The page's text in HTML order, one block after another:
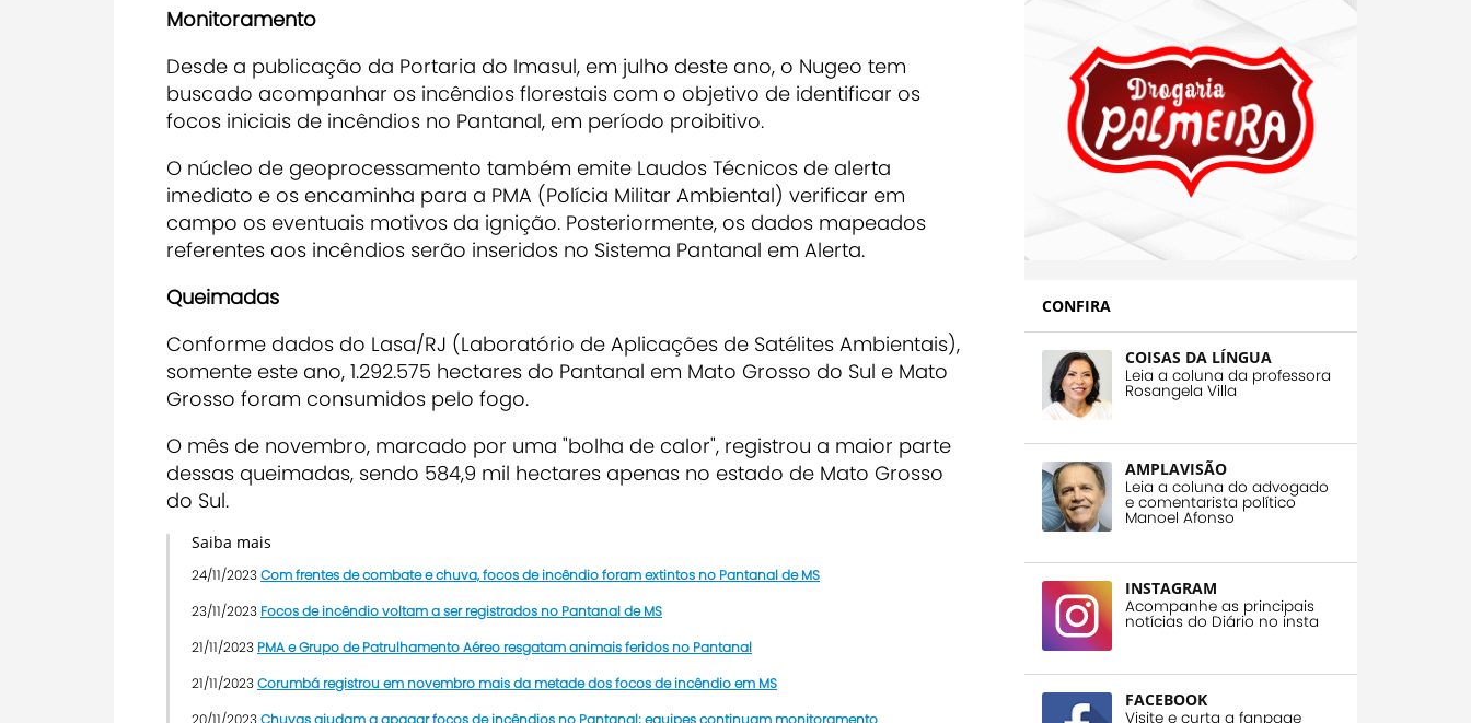
Monitoramento
Desde a publicação da Portaria do Imasul, em julho deste ano, o Nugeo tem
buscado acompanhar os incêndios florestais com o objetivo de identificar os
focos iniciais de incêndios no Pantanal, em período proibitivo.
O núcleo de geoprocessamento também emite Laudos Técnicos de alerta
imediato e os encaminha para a PMA (Polícia Militar Ambiental) verificar em
campo os eventuais motivos da ignição. Posteriormente, os dados mapeados
referentes aos incêndios serão inseridos no Sistema Pantanal em Alerta.
Queimadas
Conforme dados do Lasa/RJ (Laboratório de Aplicações de Satélites Ambientais),
somente este ano, 1.292.575 hectares do Pantanal em Mato Grosso do Sul e Mato
Grosso foram consumidos pelo fogo.
O mês de novembro, marcado por uma "bolha de calor", registrou a maior parte
dessas queimadas, sendo 584,9 mil hectares apenas no estado de Mato Grosso
do Sul.
Saiba mais
24/11/2023Com frentes de combate e chuva, focos de incêndio foram extintos no Pantanal de MS
23/11/2023 Focos de incêndio voltam a ser registrados no Pantanal de MS
21/11/2023 PMA e Grupo de Patrulhamento Aéreo resgatam animais feridos no Pantanal
21/11/2023Corumbá registrou em novembro mais da metade dos focos de incêndio em MS
CONFIRA
COISAS DA LÍNGUA
Leia a coluna da professora
Rosangela Villa
AMPLAVISÃO
Leia a coluna do advogado
e comentarista político
Manoel Afonso
INSTAGRAM
Acompanhe as principais
notícias do Diário no insta
FACEBOOK
Visite e curta a fanpage